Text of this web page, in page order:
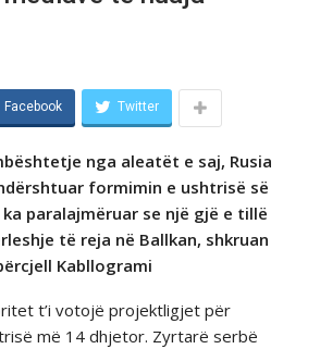
Facebook Twitter
nga aleatët e saj, Rusia
formimin e ushtrisë së
ka paralajmëruar se një gjë e tillë
të reja në Ballkan, shkruan
Kabllogrami
t’i votojë projektligjet për
më 14 dhjetor. Zyrtarë serbë